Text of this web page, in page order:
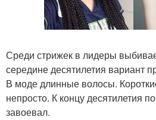
Среди стрижек в лидеры
середине десятилетия вариант
В моде длинные волосы.
непросто. К концу десятилетия
завоевал.